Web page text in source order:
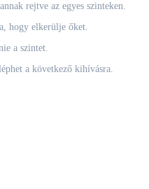
rejtve az egyes szinteken.
hogy elkerülje őket.
a szintet.
a következő kihívásra.